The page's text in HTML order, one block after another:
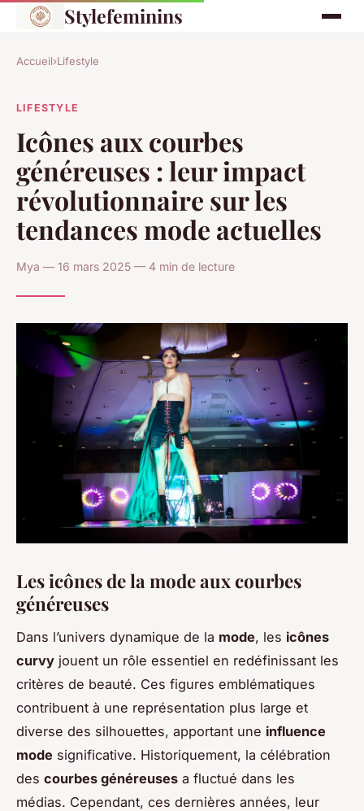
Stylefeminins
Accueil›Lifestyle
LIFESTYLE
Icônes aux courbes
généreuses : leur impact
révolutionnaire sur les
tendances mode actuelles
Mya — 16 mars 2025 — 4 min de lecture
Les icônes de la mode aux courbes
généreuses
Dans l’univers dynamique de la mode, les icônes
curvy jouent un rôle essentiel en redéfinissant les
critères de beauté. Ces figures emblématiques
contribuent à une représentation plus large et
diverse des silhouettes, apportant une influence
mode significative. Historiquement, la célébration
des courbes généreuses a fluctué dans les
médias. Cependant, ces dernières années, leur